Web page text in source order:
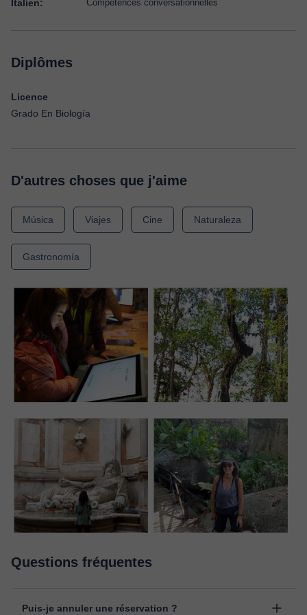
Italien: Compétences conversationnelles
Diplômes
Licence
Grado En Biología
D'autres choses que j'aime
Música Viajes Cine Naturaleza
Gastronomía
Questions fréquentes
Puis-je annuler une réservation ?